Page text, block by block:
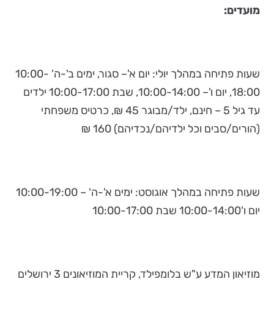
מועדים:
שעות פתיחה במהלך יולי: יום א'– סגור, ימים ב'-ה' 10:00-
18:00, יום ו'– 10:00-14:00, שבת 10:00-17:00 ילדים
עד גיל 5 – חינם, ילד/מבוגר 45 ₪, כרטיס משפחתי
(הורים/סבים וכל ילדיהם/נכדיהם) 160 ₪
שעות פתיחה במהלך אוגוסט: ימים א'-ה' – 10:00-19:00
יום ו'10:00-14:00 שבת 10:00-17:00
מוזיאון המדע ע"ש בלומפילד, קריית המוזיאונים 3 ירושלים